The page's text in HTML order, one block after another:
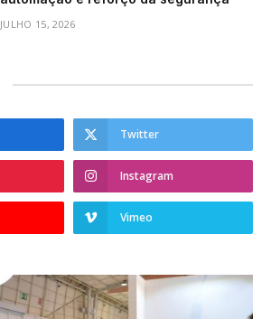
JULHO 15, 2026
Twitter
Instagram
Vimeo